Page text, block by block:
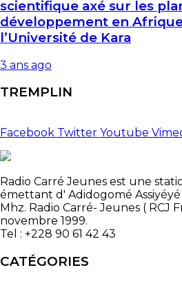
scientifique axé sur les
développement en Afrique
l’Université de Kara
3 ans ago
TREMPLIN
Facebook Twitter Youtube
Radio Carré Jeunes est une
émettant d' Adidogomé Assiyéyé
Mhz. Radio Carré- Jeunes ( RCJ
novembre 1999.
Tel : +228 90 61 42 43
CATÉGORIES